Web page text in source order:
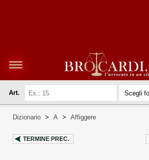
Art.
Dizionario > A > Affiggere
TERMINE PREC.